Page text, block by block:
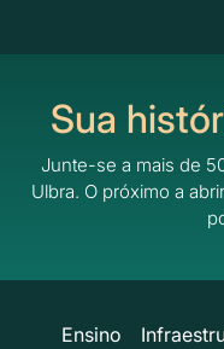
Sua
Junte-se a mais de
Ulbra. O próximo a
Ensino